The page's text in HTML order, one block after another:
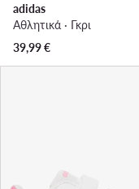
adidas
Αθλητικά · Γκρι
39,99€